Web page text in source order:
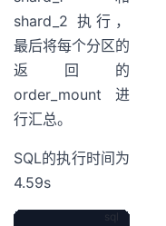
shard_2 执行，
最后将每个分区的
返回的
order_mount 进
行汇总。
SQL的执行时间为
4.59s